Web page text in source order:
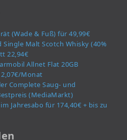
(Wade & Fuß) für 49,99€
Malt Scotch Whisky (40%
22,94€
Allnet Flat 20GB
Monat
Complete Saug- und
(MediaMarkt)
Jahresabo für 174,40€ + bis zu